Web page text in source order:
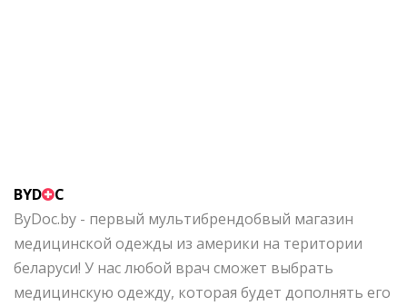
BYD
C
ByDoc.by - первый мультибрендобвый магазин
медицинской одежды из америки на територии
беларуси! У нас любой врач сможет выбрать
медицинскую одежду, которая будет дополнять его